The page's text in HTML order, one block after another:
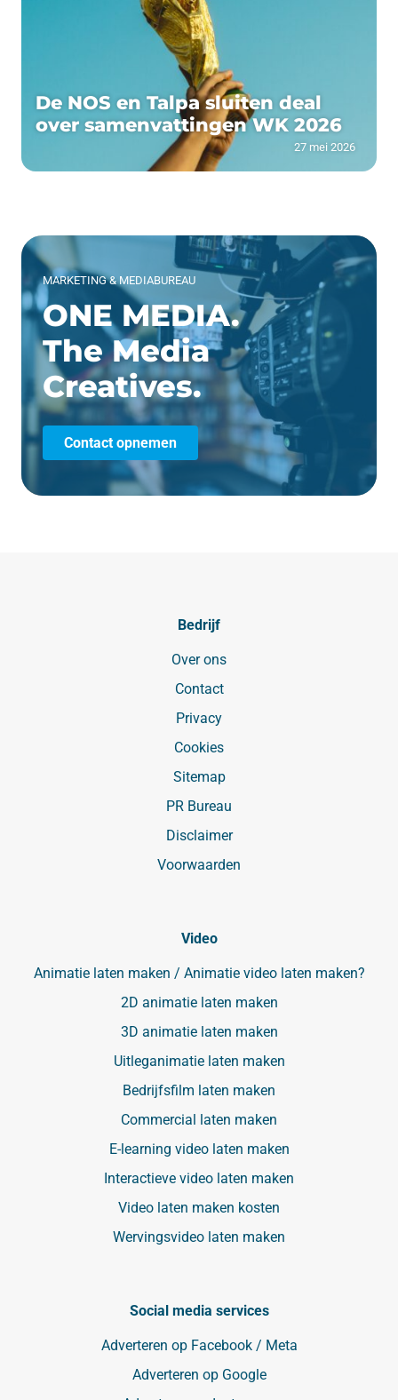
De NOS en Talpa sluiten deal
over samenvattingen WK 2026
27 mei 2026
MARKETING & MEDIABUREAU
ONE MEDIA.
The Media
Creatives.
Contact opnemen
Bedrijf
Over ons
Contact
Privacy
Cookies
Sitemap
PR Bureau
Disclaimer
Voorwaarden
Video
Animatie laten maken / Animatie video laten maken?
2D animatie laten maken
3D animatie laten maken
Uitleganimatie laten maken
Bedrijfsfilm laten maken
Commercial laten maken
E-learning video laten maken
Interactieve video laten maken
Video laten maken kosten
Wervingsvideo laten maken
Social media services
Adverteren op Facebook / Meta
Adverteren op Google